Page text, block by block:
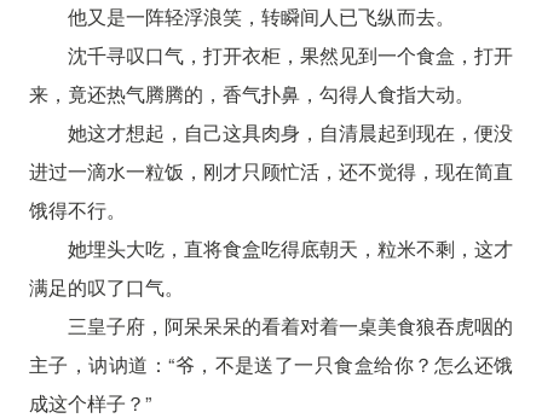
他又是一阵轻浮浪笑，转瞬间人已飞纵而去。
沈千寻叹口气，打开衣柜，果然见到一个食盒，打开
来，竟还热气腾腾的，香气扑鼻，勾得人食指大动。
她这才想起，自己这具肉身，自清晨起到现在，便没
进过一滴水一粒饭，刚才只顾忙活，还不觉得，现在简直
饿得不行。
她埋头大吃，直将食盒吃得底朝天，粒米不剩，这才
满足的叹了口气。
三皇子府，阿呆呆呆的看着对着一桌美食狼吞虎咽的
主子，讷讷道：“爷，不是送了一只食盒给你？怎么还饿
成这个样子？”